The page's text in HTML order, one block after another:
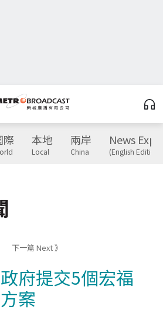
際 本地
Local
兩岸
China
News
(English Edition)
下一篇 Next 》
府提交5個宏福
案